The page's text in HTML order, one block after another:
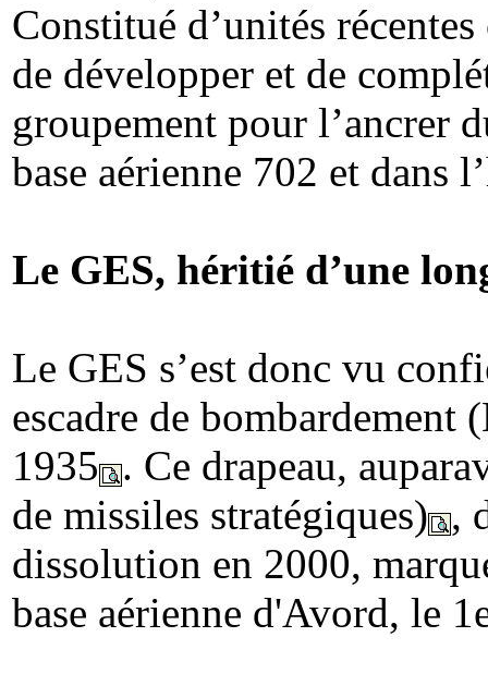
Constitué d’unités
de développer et de
groupement pour l’ancrer
base aérienne 702 et dans
Le GES, héritié d’une
Le GES s’est donc vu
escadre de
1935 . Ce drapeau,
de missiles stratégiques) ,
dissolution en 2000,
base aérienne d'Avord, le